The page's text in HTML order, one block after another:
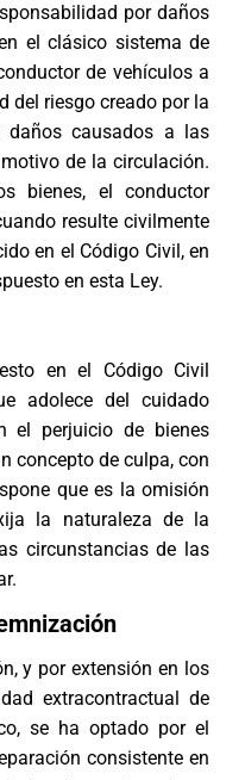
por daños
el clásico sistema de
de vehículos a
del riesgo creado por la
daños causados a las
de la circulación.
bienes, el conductor
resulte civilmente
en el Código Civil, en
en esta Ley.
en el Código Civil
adolece del cuidado
el perjuicio de bienes
concepto de culpa, con
que es la omisión
la naturaleza de la
circunstancias de las
y por extensión en los
extracontractual de
se ha optado por el
consistente en